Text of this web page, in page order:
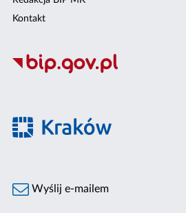
Kontakt
Wyślij e-mailem